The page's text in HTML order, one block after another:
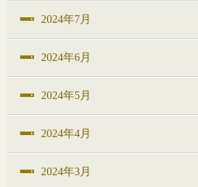
2024年7月
2024年6月
2024年5月
2024年4月
2024年3月